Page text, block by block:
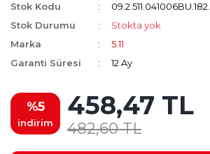
Stok Kodu
Stok Durumu
Stokta yok
Marka
5.11
Garanti Süresi
12 Ay
%5
indirim
458,47 TL
482,60 TL